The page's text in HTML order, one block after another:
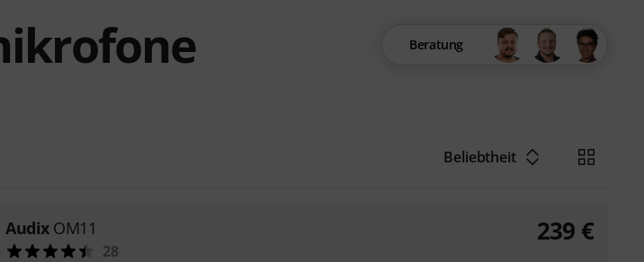
Beratung
Beliebtheit
Audix OM11
28
239 €